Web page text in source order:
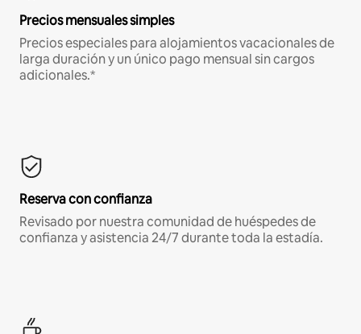
Precios mensuales simples
Precios especiales para alojamientos vacacionales de
larga duración y un único pago mensual sin cargos
adicionales.*
Reserva con confianza
Revisado por nuestra comunidad de huéspedes de
confianza y asistencia 24/7 durante toda la estadía.